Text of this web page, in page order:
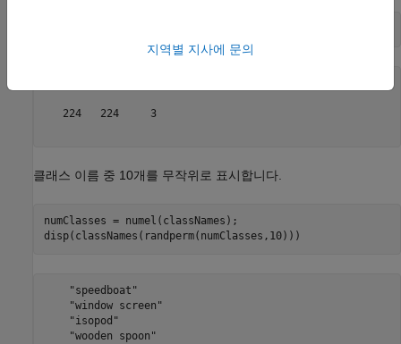
   224   224     3
클래스 이름 중 10개를 무작위로 표시합니다.
numClasses = numel(classNames);
disp(classNames(randperm(numClasses,10)))
    "speedboat"
    "window screen"
    "isopod"
    "wooden spoon"
지역별 지사에 문의